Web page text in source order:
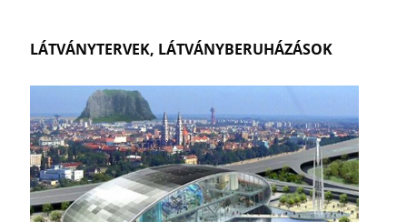
LÁTVÁNYTERVEK, LÁTVÁNYBERUHÁZÁSOK